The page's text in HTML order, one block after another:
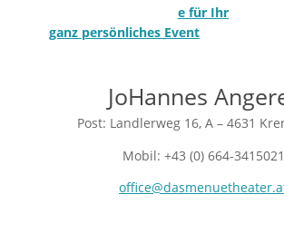
e für Ihr
ganz persönliches Event
JoHannes
Post: Landlerweg 16, A – 4631
Mobil: +43 (0) 664-3415021